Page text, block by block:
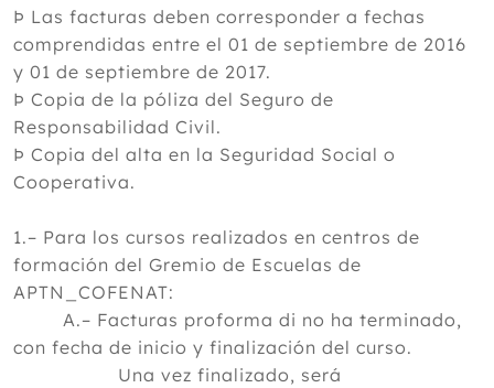
Þ Las facturas deben corresponder a fechas
comprendidas entre el 01 de septiembre de 2016
y 01 de septiembre de 2017.
Þ Copia de la póliza del Seguro de
Responsabilidad Civil.
Þ Copia del alta en la Seguridad Social o
Cooperativa.
1.– Para los cursos realizados en centros de
formación del Gremio de Escuelas de
APTN_COFENAT:
A.– Facturas proforma di no ha terminado,
con fecha de inicio y finalización del curso.
Una vez finalizado, será